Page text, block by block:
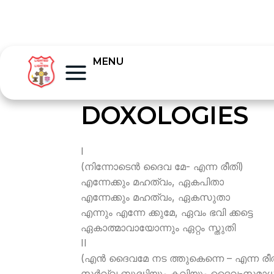
MENU
DOXOLOGIES
I
(നിന്നോടെന്‍ ദൈവ മേ- എന്ന രീതി)
എന്നേക്കും മഹത്വം, ഏകപിതാ
എന്നേക്കും മഹത്വം, ഏകസുതാ
എന്നും എന്നേ ക്കുമേ, ഏവം ഭവി ക്കട്ടെ
ഏകാത്മാവായോന്നും ഏറ്റം സ്തുതി
II
(എന്‍ ദൈവമേ നട ത്തുകെന്നെ – എന്ന